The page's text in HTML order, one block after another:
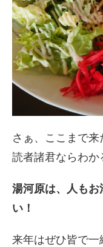
さぁ、ここまで来
読者諸君ならわか
湯河原は、人も
い！
来年はぜひ皆で